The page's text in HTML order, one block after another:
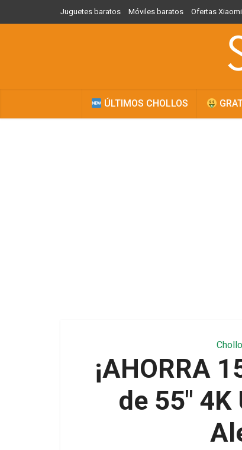
Juguetes baratos Móviles baratos Ofertas Xiaomi
ÚLTIMOS CHOLLOS
¡AHORRA
de 55″